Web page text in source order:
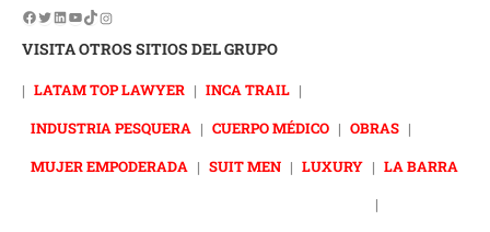
VISITA OTROS SITIOS DEL GRUPO
| LATAM TOP LAWYER | INCA TRAIL |
INDUSTRIA PESQUERA | CUERPO MÉDICO | OBRAS |
MUJER EMPODERADA | SUIT MEN | LUXURY | LA BARRA
|